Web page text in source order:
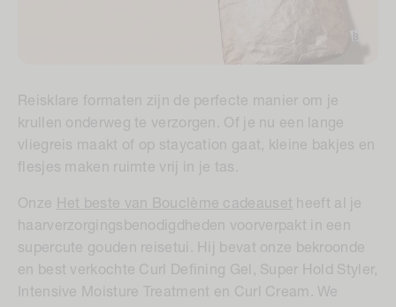
Reisklare formaten zijn de perfecte manier om je
krullen onderweg te verzorgen. Of je nu een lange
vliegreis maakt of op staycation gaat, kleine bakjes en
flesjes maken ruimte vrij in je tas.
Onze Het beste van Boucl ème cadeauset heeft al je
haarverzorgingsbenodigdheden voorverpakt in een
supercute gouden reisetui. Hij bevat onze bekroonde
en best verkochte Curl Defining Gel, Super Hold Styler,
Intensive Moisture Treatment en Curl Cream. We